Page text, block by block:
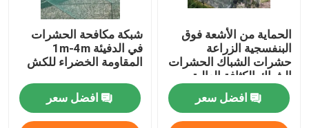
الحماية من الأشعة فوق
البنفسجية الزراعة
حشرات الشباك الحشرات
الشباك الكثافة العالية
الدفيئة حشرات الشباك
افضل سعر
شبكة مكافحة الحشرات
في الدفيئة 1m-4m
المقاومة الخضراء للكش
افضل سعر